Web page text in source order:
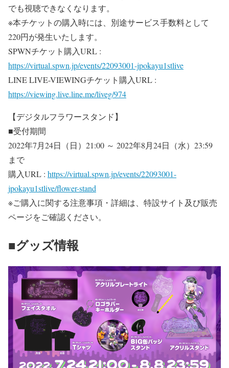
でも視聴できなくなります。
※本チケットの購入時には、別途サービス手数料として
220円が発生いたします。
SPWNチケット購入URL :
https://virtual.spwn.jp/events/22093001-jpokayu1stlive
LINE LIVE-VIEWINGチケット購入URL :
https://viewing.live.line.me/liveg/974
【デジタルフラワースタンド】
■受付期間
2022年7月24日（日）21:00 ～ 2022年8月24日（水）23:59
まで
購入URL : https://virtual.spwn.jp/events/22093001-
jpokayu1stlive/flower-stand
※ご購入に関する注意事項・詳細は、特設サイト及び販売
ページをご確認ください。
■グッズ情報